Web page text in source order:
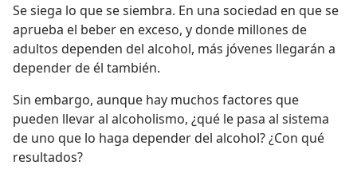
Se siega lo que se siembra. En una sociedad en que se
aprueba el beber en exceso, y donde millones de
adultos dependen del alcohol, más jóvenes llegarán a
depender de él también.
Sin embargo, aunque hay muchos factores que
pueden llevar al alcoholismo, ¿qué le pasa al sistema
de uno que lo haga depender del alcohol? ¿Con qué
resultados?